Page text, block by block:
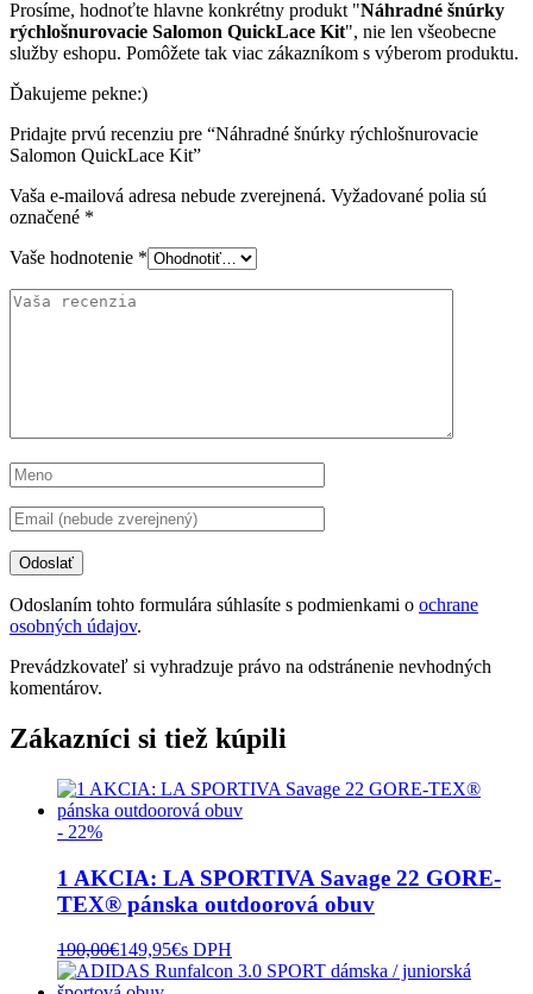
Prosíme, hodnoťte hlavne konkrétny produkt "Náhradné šnúrky
rýchlošnurovacie Salomon QuickLace Kit", nie len všeobecne
služby eshopu. Pomôžete tak viac zákazníkom s výberom produktu.
Ďakujeme pekne:)
Pridajte prvú recenziu pre “Náhradné šnúrky rýchlošnurovacie
Salomon QuickLace Kit”
Vaša e-mailová adresa nebude zverejnená. Vyžadované polia sú
označené *
Vaše hodnotenie *
Odoslaním tohto formulára súhlasíte s podmienkami o ochrane
osobných údajov.
Prevádzkovateľ si vyhradzuje právo na odstránenie nevhodných
komentárov.
Zákazníci si tiež kúpili
- 22%
1 AKCIA: LA SPORTIVA Savage 22 GORE-
TEX® pánska outdoorová obuv
190,00€149,95€s DPH